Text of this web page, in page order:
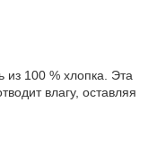
из 100 % хлопка. Эта
влагу, оставляя